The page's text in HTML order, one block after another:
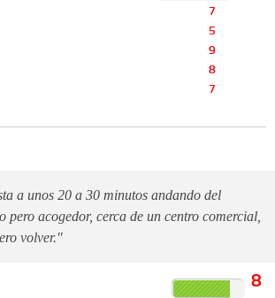
7
5
9
8
7
a unos 20 a 30 minutos andando del
pero acogedor, cerca de un centro comercial,
volver."
8